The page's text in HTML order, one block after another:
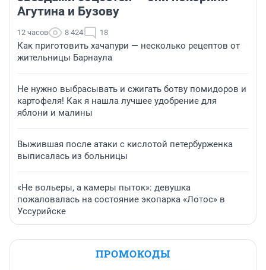
Агутина и Бузову
12 часов 8 424 18
Как приготовить хачапури — несколько рецептов от
жительницы Барнаула
Не нужно выбрасывать и сжигать ботву помидоров и
картофеля! Как я нашла лучшее удобрение для
яблони и малины
Выжившая после атаки с кислотой петербурженка
выписалась из больницы
«Не вольеры, а камеры пыток»: девушка
пожаловалась на состояние экопарка «Лотос» в
Уссурийске
ПРОМОКОДЫ